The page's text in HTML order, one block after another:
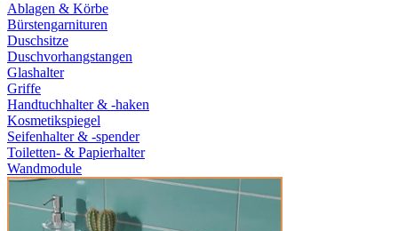
Ablagen & Körbe
Bürstengarnituren
Duschsitze
Duschvorhangstangen
Glashalter
Griffe
Handtuchhalter & -haken
Kosmetikspiegel
Seifenhalter & -spender
Toiletten- & Papierhalter
Wandmodule